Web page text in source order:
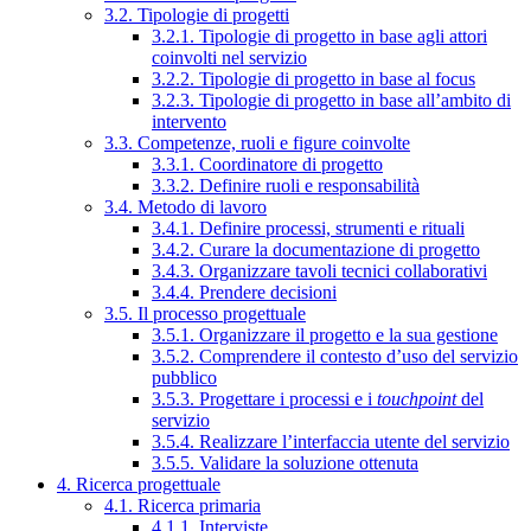
3.2. Tipologie di progetti
3.2.1. Tipologie di progetto in base agli attori
coinvolti nel servizio
3.2.2. Tipologie di progetto in base al focus
3.2.3. Tipologie di progetto in base all’ambito di
intervento
3.3. Competenze, ruoli e figure coinvolte
3.3.1. Coordinatore di progetto
3.3.2. Definire ruoli e responsabilità
3.4. Metodo di lavoro
3.4.1. Definire processi, strumenti e rituali
3.4.2. Curare la documentazione di progetto
3.4.3. Organizzare tavoli tecnici collaborativi
3.4.4. Prendere decisioni
3.5. Il processo progettuale
3.5.1. Organizzare il progetto e la sua gestione
3.5.2. Comprendere il contesto d’uso del servizio
pubblico
3.5.3. Progettare i processi e i touchpointdel
servizio
3.5.4. Realizzare l’interfaccia utente del servizio
3.5.5. Validare la soluzione ottenuta
4. Ricerca progettuale
4.1. Ricerca primaria
4.1.1. Interviste